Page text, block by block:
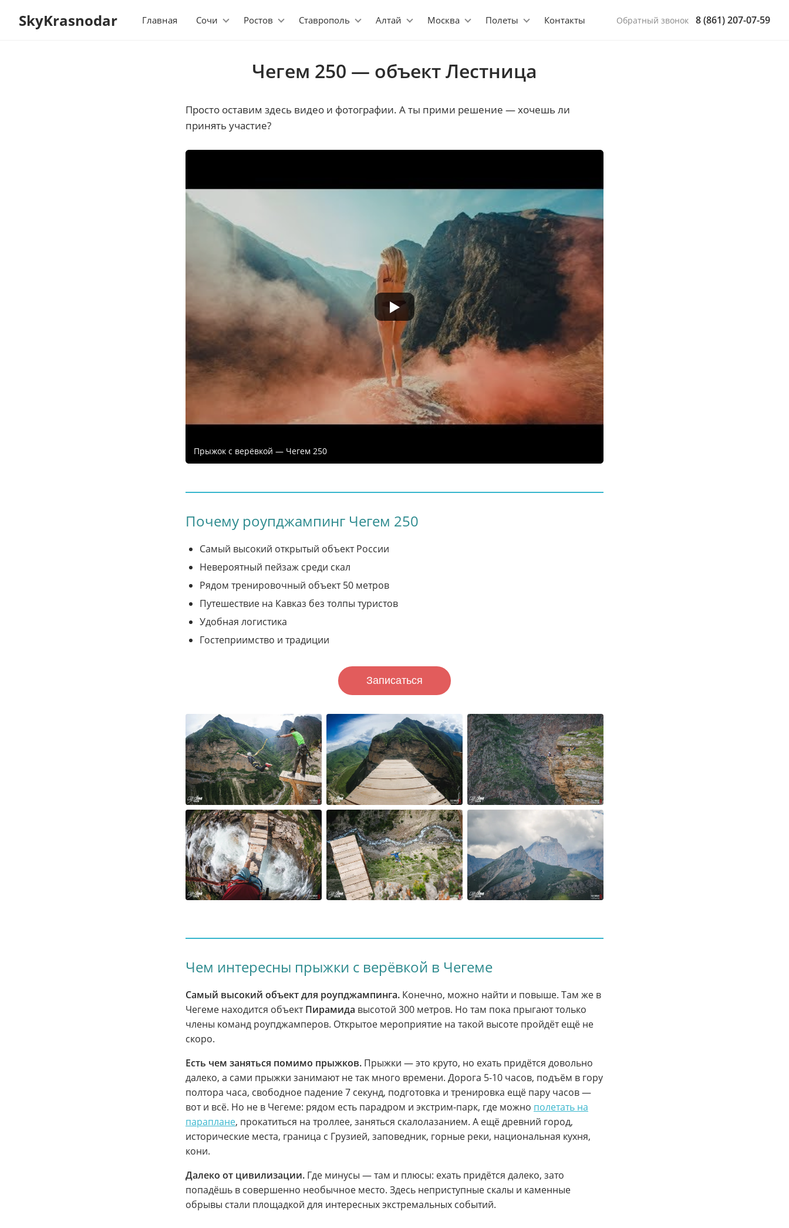
SkyKrasnodar Главная Сочи Ростов Ставрополь Алтай Москва Полеты Контакты Обратный звонок 8 (861) 207-07-59
Чегем 250 — объект Лестница
Просто оставим здесь видео и фотографии. А ты прими решение — хочешь ли
принять участие?
▶
Прыжок с верёвкой — Чегем 250
Почему роупджампинг Чегем 250
Самый высокий открытый объект России
Невероятный пейзаж среди скал
Рядом тренировочный объект 50 метров
Путешествие на Кавказ без толпы туристов
Удобная логистика
Гостеприимство и традиции
Записаться
Чем интересны прыжки с верёвкой в Чегеме
Самый высокий объект для роупджампинга. Конечно, можно найти и повыше. Там же в
Чегеме находится объектПирамида высотой 300 метров. Но там пока прыгают только
члены команд роупджамперов. Открытое мероприятие на такой высоте пройдёт ещё не
скоро.
Есть чем заняться помимо прыжков. Прыжки — это круто, но ехать придётся довольно
далеко, а сами прыжки занимают не так много времени. Дорога 5-10 часов, подъём в гору
полтора часа, свободное падение 7 секунд, подготовка и тренировка ещё пару часов —
вот и всё. Но не в Чегеме: рядом есть парадром и экстрим-парк, где можно полетать на
параплане, прокатиться на троллее, заняться скалолазанием. А ещё древний город,
исторические места, граница с Грузией, заповедник, горные реки, национальная кухня,
кони.
Далеко от цивилизации. Где минусы — там и плюсы: ехать придётся далеко, зато
попадёшь в совершенно необычное место. Здесь неприступные скалы и каменные
обрывы стали площадкой для интересных экстремальных событий.